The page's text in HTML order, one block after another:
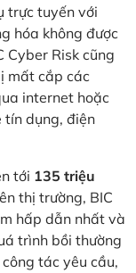
trực tuyến với
hóa không được
Cyber Risk cũng
mất cắp các
internet hoặc
tín dụng, điện
tới 135 triệu
thị trường, BIC
hấp dẫn nhất và
trình bồi thường
tác yêu cầu,